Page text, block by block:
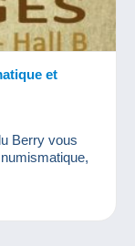
et
Berry vous